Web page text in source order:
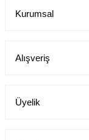
Tesettür Boy
Kurumsal
Alışveriş
Üyelik